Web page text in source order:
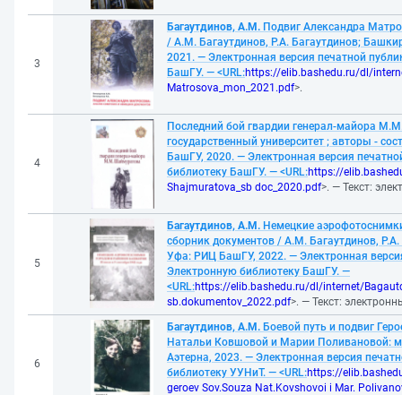
3
Багаутдинов, А.М. Подвиг Александра
/ А.М. Багаутдинов, Р.А. Багаутдинов;
2021. — Электронная версия печатной
БашГУ. — <URL:https://elib.bashedu.ru/dl/
Matrosova_mon_2021.pdf>.
4
Последний бой гвардии генерал-майора
государственный университет ; авторы -
БашГУ, 2020. — Электронная версия
библиотеку БашГУ. — <URL:https://
Shajmuratova_sb doc_2020.pdf>. — Текст:
5
Багаутдинов, А.М. Немецкие
сборник документов / А.М. Багаутдинов,
Уфа: РИЦ БашГУ, 2022. — Электронная
Электронную библиотеку БашГУ. —
<URL:https://elib.bashedu.ru/dl/internet/
sb.dokumentov_2022.pdf>. — Текст:
6
Багаутдинов, А.М. Боевой путь и подвиг
Натальи Ковшовой и Марии Поливановой:
Аэтерна, 2023. — Электронная версия
библиотеку УУНиТ. — <URL:https://
geroev Sov.Souza Nat.Kovshovoi i Mar.